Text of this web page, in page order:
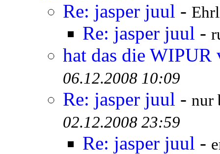
Re: jasper juul -
Re: jasper juul -
hat das die WIPUR
06.12.2008 10:09
Re: jasper juul - nur
02.12.2008 23:59
Re: jasper juul -